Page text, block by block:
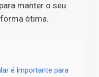
manter o seu
ótima.
é importante para